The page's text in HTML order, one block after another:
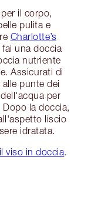
il corpo,
pulita e
Charlotte’s
fai una doccia
nutriente
Assicurati di
punte dei
per
la doccia,
liscio
idratata.
viso in doccia.